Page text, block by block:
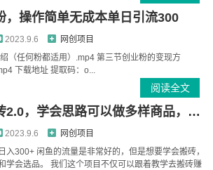
，操作简单无成本单日引流300
2023.9.6
网创项目
（任何粉都适用）.mp4 第三节创业粉的变现方
下载地址 提取码：o...
阅读全文
最新闲鱼网盘搬砖2.0，学会思路可以做多样商品，日入300+
2023.9.6
网创项目
入300+ 闲鱼的流量是非常好的，但是想要学会搬砖，
学会选品。 我们这个项目不仅可以跟着教学去搬砖赚